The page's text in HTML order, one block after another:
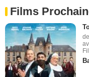
Films